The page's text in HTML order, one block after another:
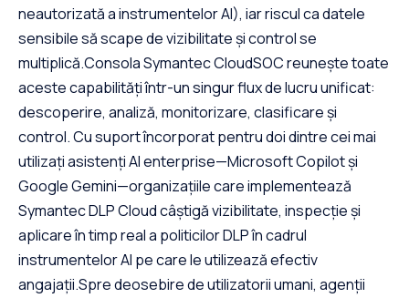
neautorizată a instrumentelor AI), iar riscul ca datele
sensibile să scape de vizibilitate și control se
multiplică.Consola Symantec CloudSOC reunește toate
aceste capabilități într-un singur flux de lucru unificat:
descoperire, analiză, monitorizare, clasificare și
control. Cu suport încorporat pentru doi dintre cei mai
utilizați asistenți AI enterprise—Microsoft Copilot și
Google Gemini—organizațiile care implementează
Symantec DLP Cloud câștigă vizibilitate, inspecție și
aplicare în timp real a politicilor DLP în cadrul
instrumentelor AI pe care le utilizează efectiv
angajații.Spre deosebire de utilizatorii umani, agenții